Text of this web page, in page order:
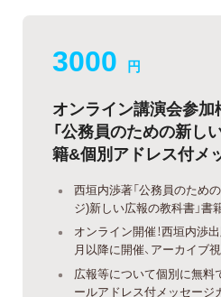
3000 円
オンライン講演会参
「公務員のための新し
籍&個別アドレス付メ
西垣内渉著「公務員のため
ジ)新しい広報の教科書」書
オンライン開催！西垣内渉
月以降に開催、アーカイブ
広報等について個別に無料
ールアドレス付メッセージ